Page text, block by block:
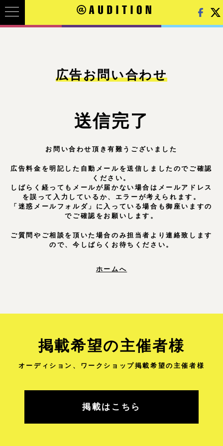
広告お問い合わせ
送信完了
お問い合わせ頂き有難うございました
広告料金を明記した 自動メールを送信しましたのでご確認
ください。
しばらく経ってもメールが届かない場合は メールアドレス
を誤って入力しているか、 エラーが考えられます。
「迷惑メールフォルダ」に入っている場合も御座いますの
でご確認をお願いします。
ご質問やご相談を頂いた場合のみ担当者より連絡致します
ので、今しばらくお待ちください。
ホームへ
掲載希望の主催者様
オーディション、ワークショップ掲載希望の主催者様
掲載はこちら